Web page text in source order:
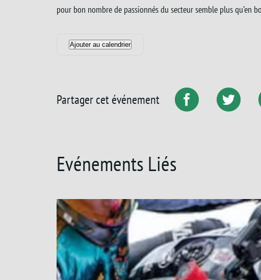
pour bon nombre de passionnés du secteur semble plus qu’en
Ajouter au calendrier
Partager cet événement
Evénements Liés